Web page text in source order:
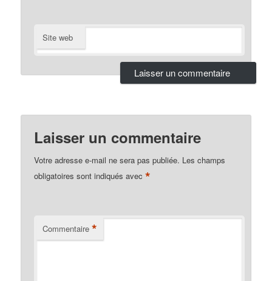
Site web
Laisser un commentaire
Votre adresse e-mail ne sera pas publiée. Les champs
obligatoires sont indiqués avec*
Commentaire *